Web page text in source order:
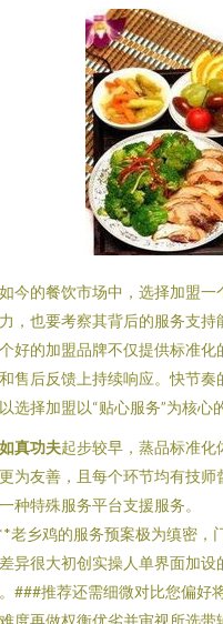
今的餐饮市场中，选择加盟
，也要考察其背后的服务支持
好的加盟品牌不仅提供标准
售后反馈上持续响应。快节
选择加盟以“贴心服务”为核
如真功夫起步较早，蒸品标准
为友善，且每个环节均有技
种特殊服务平台支援服务。
老乡鸡的服务预案极为缜密，
异很大初创实操人单界面加
###推荐还需细微对比您偏好
度再做权衡优劣并审视所选